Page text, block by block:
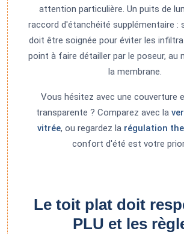
attention particulière. Un puits de
raccord d'étanchéité supplémentaire :
doit être soignée pour éviter les
point à faire détailler par le poseur, au
la membrane.
Vous hésitez avec une couverture
transparente ? Comparez avec la
vitrée, ou regardez la régulation
confort d'été est votre
Le toit plat doit
PLU et les